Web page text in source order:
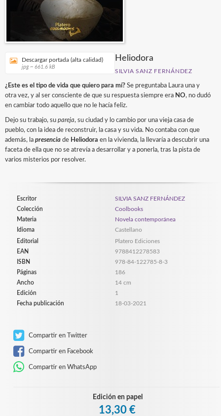
Descargar portada (alta calidad)
jpg ~ 661.6 kB
Heliodora
SILVIA SANZ FERNÁNDEZ
¿Este es el tipo de vida que quiero para mí? Se preguntaba Laura una y
otra vez, y al ser consciente de que su respuesta siempre era NO, no dudó
en cambiar todo aquello que no le hacía feliz.
Dejo su trabajo, su pareja, su ciudad y lo cambio por una vieja casa de
pueblo, con la idea de reconstruir, la casa y su vida. No contaba con que
además, la presencia de Heliodora en la vivienda, la llevaría a descubrir una
faceta de ella que no se atrevía a desarrollar y a ponerla, tras la pista de
varios misterios por resolver.
Escritor
SILVIA SANZ FERNÁNDEZ
Colección
Coolbooks
Materia
Novela contemporánea
Idioma
Castellano
Editorial
Platero Ediciones
EAN
9788412278583
ISBN
978-84-122785-8-3
Páginas
186
Ancho
14 cm
Edición
1
Fecha publicación
18-03-2021
Compartir en Twitter
Compartir en Facebook
Compartir en WhatsApp
Edición en papel
13,30 €